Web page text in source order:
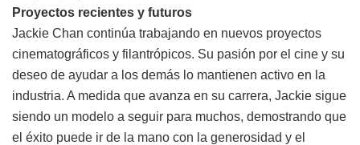
Proyectos recientes y futuros
Jackie Chan continúa trabajando en nuevos proyectos
cinematográficos y filantrópicos. Su pasión por el cine y su
deseo de ayudar a los demás lo mantienen activo en la
industria. A medida que avanza en su carrera, Jackie sigue
siendo un modelo a seguir para muchos, demostrando que
el éxito puede ir de la mano con la generosidad y el